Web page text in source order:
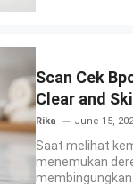
Scan Cek
Clear and
Rika June 15,
Saat melihat
menemukan